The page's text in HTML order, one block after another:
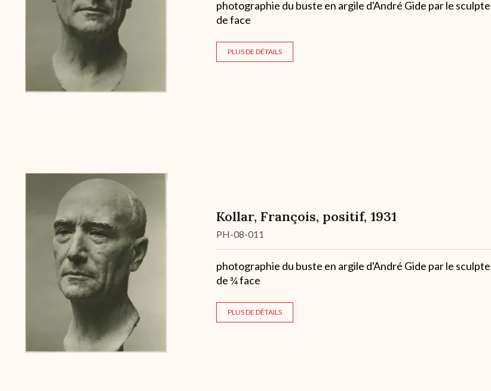
Description
photographie du buste en argile d'André Gide par le
de face
PLUS DE DÉTAILS
Kollar, François, positif, 1931
Cote
PH-08-011
Description
photographie du buste en argile d'André Gide par le
de ¾ face
PLUS DE DÉTAILS